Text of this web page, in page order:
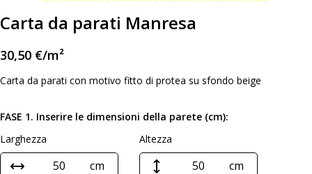
Carta da parati Manresa
30,50 €/m²
Carta da parati con motivo fitto di protea su sfondo beige
FASE 1. Inserire le dimensioni della parete (cm):
Larghezza
cm
Altezza
cm